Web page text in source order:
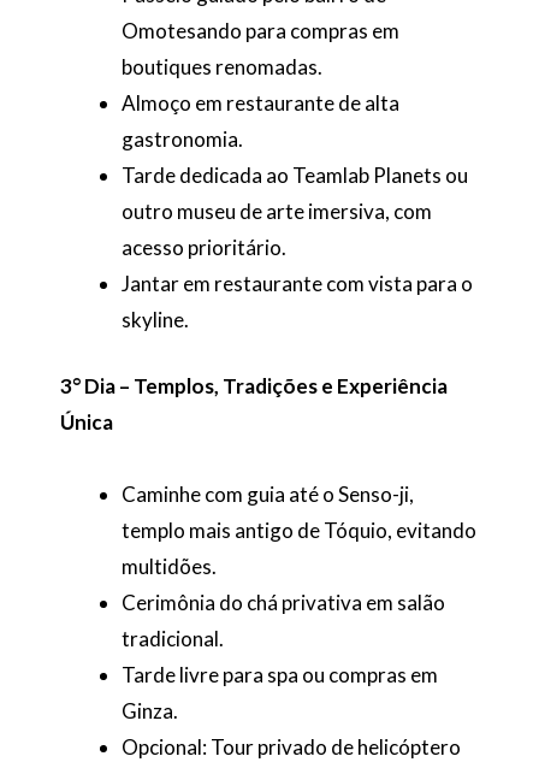
Omotesando para compras em
boutiques renomadas.
Almoço em restaurante de alta
gastronomia.
Tarde dedicada ao Teamlab Planets ou
outro museu de arte imersiva, com
acesso prioritário.
Jantar em restaurante com vista para o
skyline.
3° Dia – Templos, Tradições e Experiência
Única
Caminhe com guia até o Senso-ji,
templo mais antigo de Tóquio, evitando
multidões.
Cerimônia do chá privativa em salão
tradicional.
Tarde livre para spa ou compras em
Ginza.
Opcional: Tour privado de helicóptero